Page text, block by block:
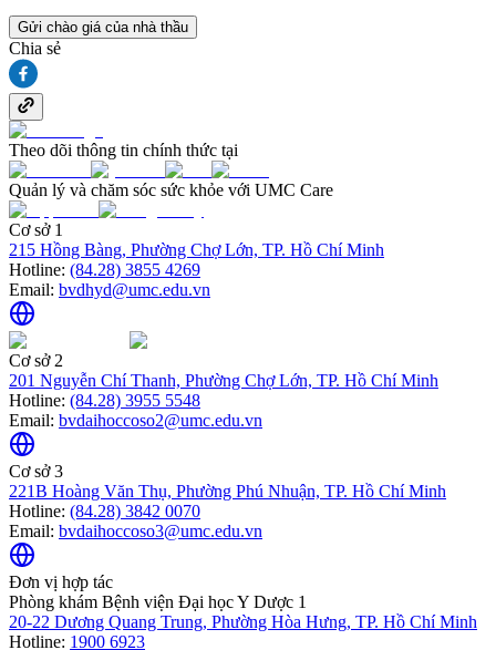
Gửi chào giá của nhà thầu
Chia sẻ
Theo dõi thông tin chính thức tại
Quản lý và chăm sóc sức khỏe với UMC Care
Cơ sở 1
215 Hồng Bàng, Phường Chợ Lớn, TP. Hồ Chí Minh
Hotline: (84.28) 3855 4269
Email: bvdhyd@umc.edu.vn
Cơ sở 2
201 Nguyễn Chí Thanh, Phường Chợ Lớn, TP. Hồ Chí Minh
Hotline: (84.28) 3955 5548
Email: bvdaihoccoso2@umc.edu.vn
Cơ sở 3
221B Hoàng Văn Thụ, Phường Phú Nhuận, TP. Hồ Chí Minh
Hotline: (84.28) 3842 0070
Email: bvdaihoccoso3@umc.edu.vn
Đơn vị hợp tác
Phòng khám Bệnh viện Đại học Y Dược 1
20-22 Dương Quang Trung, Phường Hòa Hưng, TP. Hồ Chí Minh
Hotline: 1900 6923